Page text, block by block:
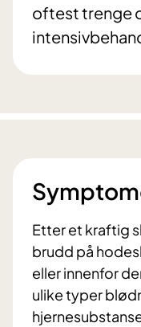
oftest trenge
Etter et kraftig
brudd på
eller innenfor
ulike typer